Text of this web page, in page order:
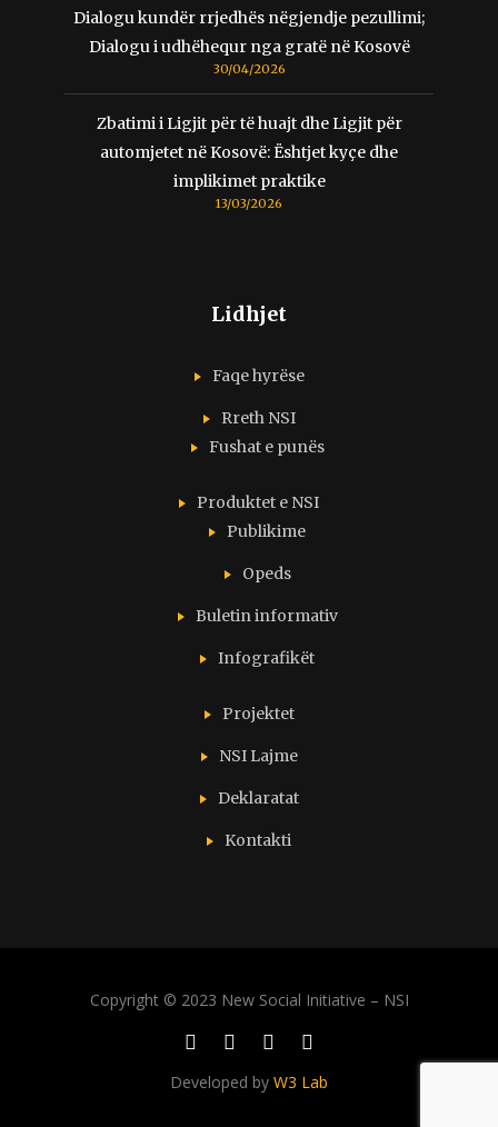
Dialogu kundër rrjedhës nëgjendje pezullimi;
Dialogu i udhëhequr nga gratë në Kosovë
30/04/2026
Zbatimi i Ligjit për të huajt dhe Ligjit për
automjetet në Kosovë: Ështjet kyçe dhe
implikimet praktike
13/03/2026
Lidhjet
Faqe hyrëse
Rreth NSI
Fushat e punës
Produktet e NSI
Publikime
Opeds
Buletin informativ
Infografikët
Projektet
NSI Lajme
Deklaratat
Kontakti
Copyright © 2023 New Social Initiative – NSI
Developed by W3 Lab